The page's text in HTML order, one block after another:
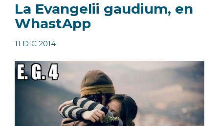
La Evangelii gaudium, en
WhastApp
11 DIC 2014